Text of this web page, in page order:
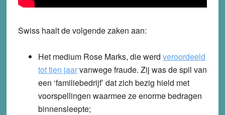
Swiss haalt de volgende zaken aan:
Het medium Rose Marks, die werd veroordeeld
tot tien jaarvanwege fraude. Zij was de spil van
een ‘familiebedrijf’ dat zich bezig hield met
voorspellingen waarmee ze enorme bedragen
binnensleepte;